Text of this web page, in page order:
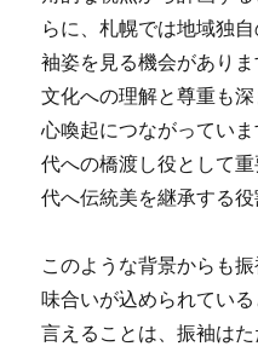
らに、札幌では地域独
袖姿を見る機会があり
文化への理解と尊重も
心喚起につながってい
代への橋渡し役として
代へ伝統美を継承する役
このような背景からも
味合いが込められてい
言えることは、振袖は